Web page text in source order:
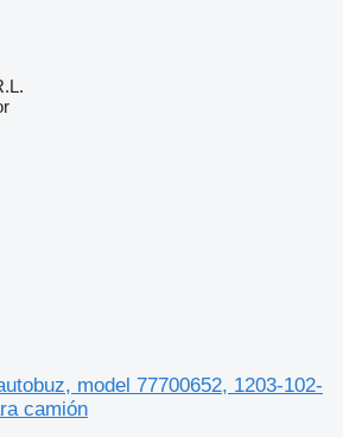
model 77700652, 1203-102-
camión